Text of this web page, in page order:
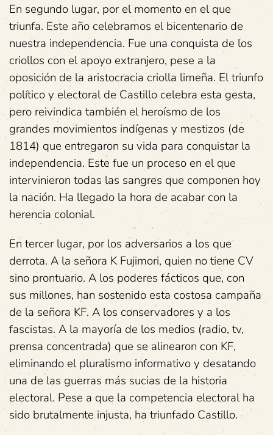
En segundo lugar, por el momento en el que
triunfa. Este año celebramos el bicentenario de
nuestra independencia. Fue una conquista de los
criollos con el apoyo extranjero, pese a la
oposición de la aristocracia criolla limeña. El triunfo
político y electoral de Castillo celebra esta gesta,
pero reivindica también el heroísmo de los
grandes movimientos indígenas y mestizos (de
1814) que entregaron su vida para conquistar la
independencia. Este fue un proceso en el que
intervinieron todas las sangres que componen hoy
la nación. Ha llegado la hora de acabar con la
herencia colonial.
En tercer lugar, por los adversarios a los que
derrota. A la señora K Fujimori, quien no tiene CV
sino prontuario. A los poderes fácticos que, con
sus millones, han sostenido esta costosa campaña
de la señora KF. A los conservadores y a los
fascistas. A la mayoría de los medios (radio, tv,
prensa concentrada) que se alinearon con KF,
eliminando el pluralismo informativo y desatando
una de las guerras más sucias de la historia
electoral. Pese a que la competencia electoral ha
sido brutalmente injusta, ha triunfado Castillo.